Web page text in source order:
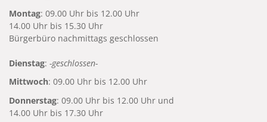
Montag: 09.00 Uhr bis 12.00 Uhr
14.00 Uhr bis 15.30 Uhr
Bürgerbüro nachmittags geschlossen
Dienstag: -geschlossen-
Mittwoch: 09.00 Uhr bis 12.00 Uhr
Donnerstag: 09.00 Uhr bis 12.00 Uhr und
14.00 Uhr bis 17.30 Uhr